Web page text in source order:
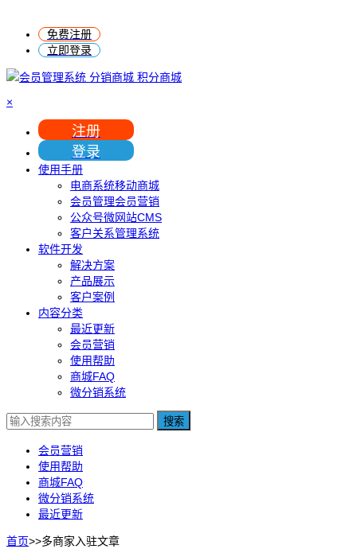
免费注册
立即登录
×
注册
登录
使用手册
电商系统移动商城
会员管理会员营销
公众号微网站CMS
客户关系管理系统
软件开发
解决方案
产品展示
客户案例
内容分类
最近更新
会员营销
使用帮助
商城FAQ
微分销系统
搜索
会员营销
使用帮助
商城FAQ
微分销系统
最近更新
首页>>多商家入驻文章